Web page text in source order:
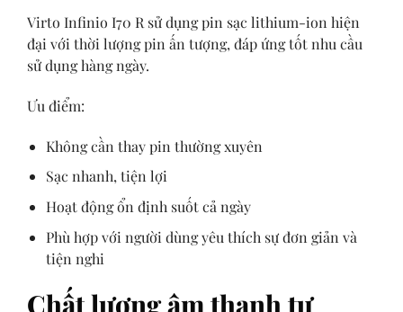
Virto Infinio I70 R sử dụng pin sạc lithium-ion hiện
đại với thời lượng pin ấn tượng, đáp ứng tốt nhu cầu
sử dụng hàng ngày.
Ưu điểm:
Không cần thay pin thường xuyên
Sạc nhanh, tiện lợi
Hoạt động ổn định suốt cả ngày
Phù hợp với người dùng yêu thích sự đơn giản và
tiện nghi
Chất lượng âm thanh tự